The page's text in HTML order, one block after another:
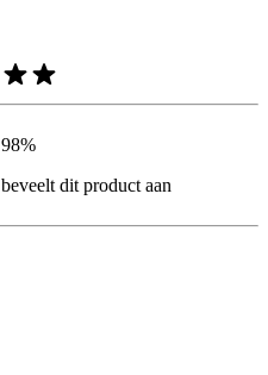
98%
beveelt dit product aan